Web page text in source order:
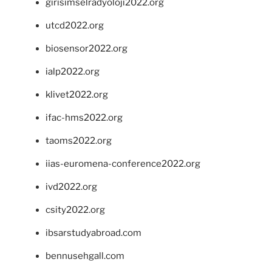
girisimselradyoloji2022.org
utcd2022.org
biosensor2022.org
ialp2022.org
klivet2022.org
ifac-hms2022.org
taoms2022.org
iias-euromena-conference2022.org
ivd2022.org
csity2022.org
ibsarstudyabroad.com
bennusehgall.com